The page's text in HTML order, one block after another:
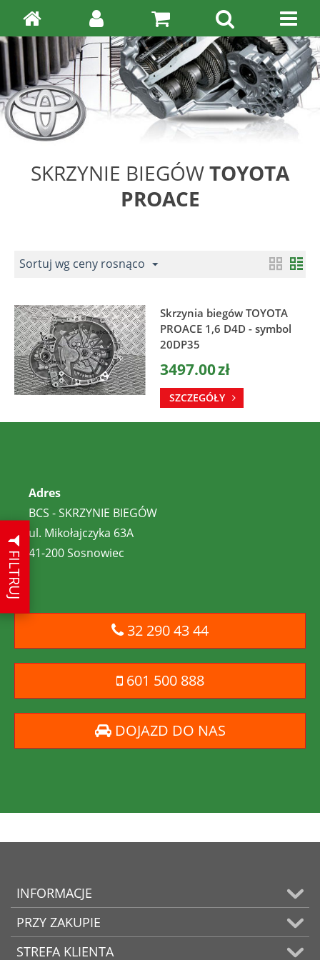
SKRZYNIE BIEGÓWTOYOTA
PROACE
FILTRUJ
Sortuj wg ceny rosnąco
Skrzynia biegów TOYOTA
PROACE 1,6 D4D - symbol
20DP35
3497.00zł
SZCZEGÓŁY
Adres
BCS - SKRZYNIE BIEGÓW
ul. Mikołajczyka 63A
41-200 Sosnowiec
32 290 43 44
601 500 888
DOJAZD DO NAS
INFORMACJE
PRZY ZAKUPIE
STREFA KLIENTA